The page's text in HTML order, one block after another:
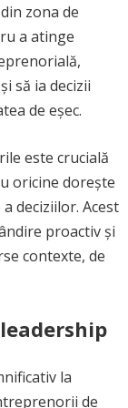
zona de
a atinge
să ia decizii
de eșec.
este crucială
oricine dorește
deciziilor. Acest
proactiv și
contexte, de
la
de